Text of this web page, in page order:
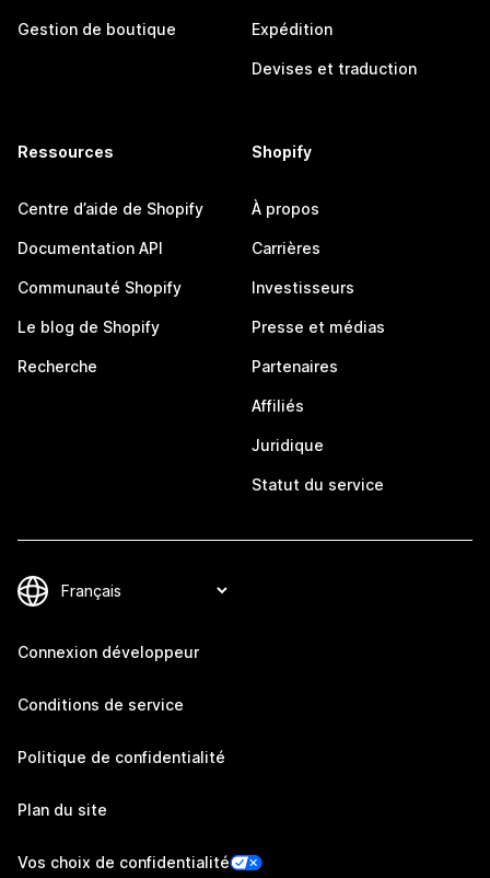
Gestion de boutique Expédition
Devises et traduction
Ressources
Centre d’aide de Shopify
Documentation API
Communauté Shopify
Le blog de Shopify
Recherche
Shopify
À propos
Carrières
Investisseurs
Presse et médias
Partenaires
Affiliés
Juridique
Statut du service
Connexion développeur
Conditions de service
Politique de confidentialité
Plan du site
Vos choix de confidentialité